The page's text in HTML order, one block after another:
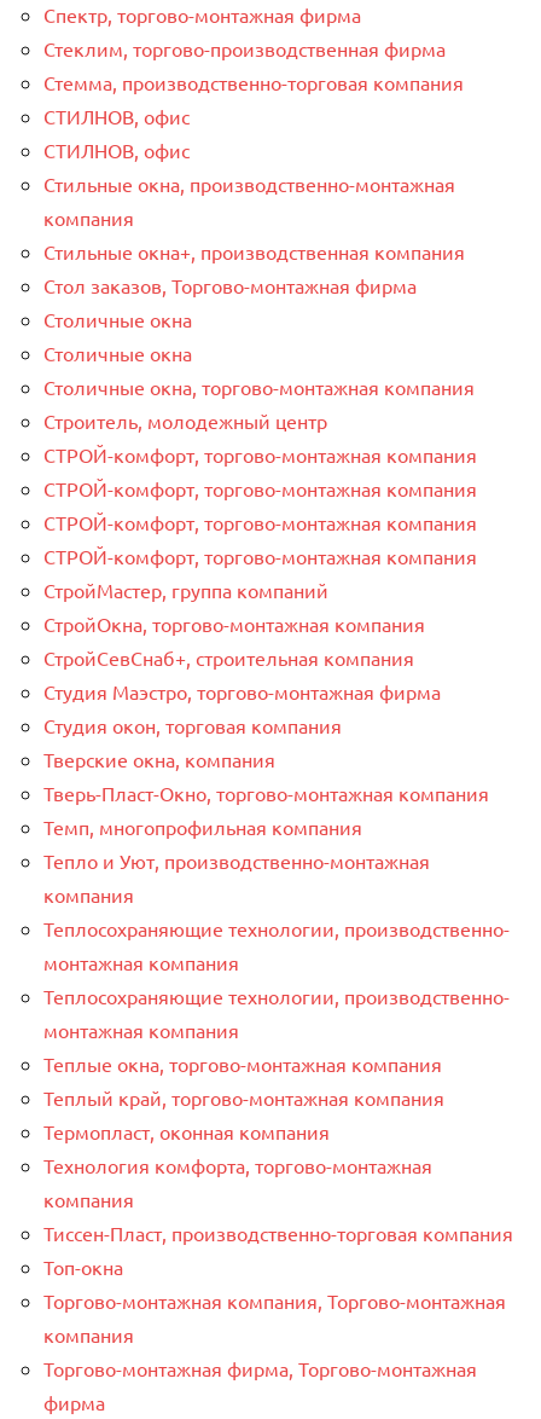
Спектр, торгово-монтажная фирма
Стеклим, торгово-производственная фирма
Стемма, производственно-торговая компания
СТИЛНОВ, офис
СТИЛНОВ, офис
Стильные окна, производственно-монтажная
компания
Стильные окна+, производственная компания
Стол заказов, Торгово-монтажная фирма
Столичные окна
Столичные окна
Столичные окна, торгово-монтажная компания
Строитель, молодежный центр
СТРОЙ-комфорт, торгово-монтажная компания
СТРОЙ-комфорт, торгово-монтажная компания
СТРОЙ-комфорт, торгово-монтажная компания
СТРОЙ-комфорт, торгово-монтажная компания
СтройМастер, группа компаний
СтройОкна, торгово-монтажная компания
СтройСевСнаб+, строительная компания
Студия Маэстро, торгово-монтажная фирма
Студия окон, торговая компания
Тверские окна, компания
Тверь-Пласт-Окно, торгово-монтажная компания
Темп, многопрофильная компания
Тепло и Уют, производственно-монтажная
компания
Теплосохраняющие технологии, производственно-
монтажная компания
Теплосохраняющие технологии, производственно-
монтажная компания
Теплые окна, торгово-монтажная компания
Теплый край, торгово-монтажная компания
Термопласт, оконная компания
Технология комфорта, торгово-монтажная
компания
Тиссен-Пласт, производственно-торговая компания
Топ-окна
Торгово-монтажная компания, Торгово-монтажная
компания
Торгово-монтажная фирма, Торгово-монтажная
фирма